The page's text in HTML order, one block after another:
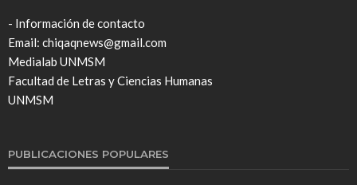
- Información de contacto
Email: chiqaqnews@gmail.com
Medialab UNMSM
Facultad de Letras y Ciencias Humanas
UNMSM
PUBLICACIONES POPULARES